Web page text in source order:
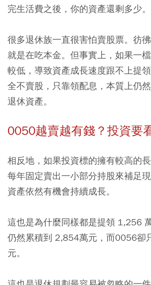
完生活費之後，你的資產還剩多少。
很多退休族一直很害怕賣股票。彷
就是在吃本金。但事實上，如果一
較低，導致資產成長速度跟不上提
全不賣股，只靠領配息，本質上仍
退休資產。
0050越賣越有錢？投資要
相反地，如果投資標的擁有較高的
每年固定賣出一小部分持股來補足
資產依然有機會持續成長。
這也是為什麼同樣都是提領 1,256
仍然累積到 2,854萬元，而0056卻
元。